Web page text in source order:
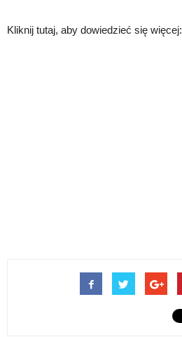
Kliknij tutaj, aby dowiedzieć się więcej: